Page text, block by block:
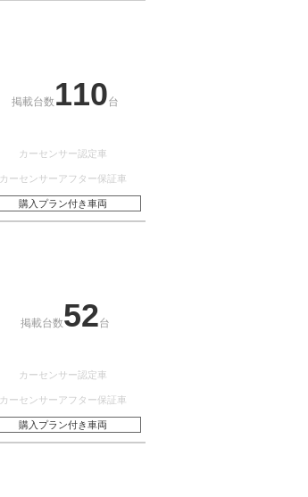
掲載台数 110台
カーセンサー認定車
カーセンサーアフター保証車
購入プラン付き車両
掲載台数52台
カーセンサー認定車
カーセンサーアフター保証車
購入プラン付き車両